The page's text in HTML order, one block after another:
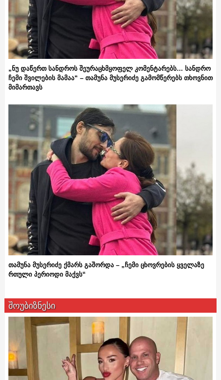
„ნუ დაწერთ სანდროს შეურაცხმყოფელ კომენტარებს… სანდრო
ჩემი შვილების მამაა“ – თამუნა მუსერიძე გამომწერებს თხოვნით
მიმართავს
თამუნა მუსერიძე ქმარს გაშორდა – „ჩემი ცხოვრების ყველაზე
რთული პერიოდი მაქვს“
შოუბიზნესი